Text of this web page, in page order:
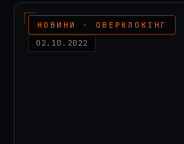
НОВИНИ · ОВЕРКЛОКІНГ
02.10.2022